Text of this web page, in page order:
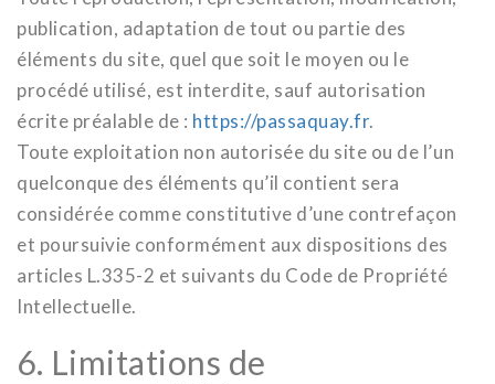
publication, adaptation de tout ou partie des
éléments du site, quel que soit le moyen ou le
procédé utilisé, est interdite, sauf autorisation
écrite préalable de : https://passaquay.fr.
Toute exploitation non autorisée du site ou de l’un
quelconque des éléments qu’il contient sera
considérée comme constitutive d’une contrefaçon
et poursuivie conformément aux dispositions des
articles L.335-2 et suivants du Code de Propriété
Intellectuelle.
6. Limitations de